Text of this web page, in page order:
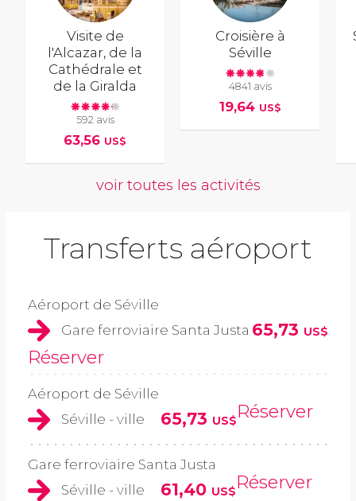
Visite de
l'Alcazar, de la
Cathédrale et
de la Giralda
592 avis
63,56 US$
Croisière à
Séville
4841 avis
19,64 US$
voir toutes les activités
Transferts aéroport
Aéroport de Séville
Gare ferroviaire Santa Justa 65,73 US$
Réserver
Aéroport de Séville
Séville - ville
65,73 US$Réserver
Gare ferroviaire Santa Justa
Séville - ville
61,40 US$Réserver